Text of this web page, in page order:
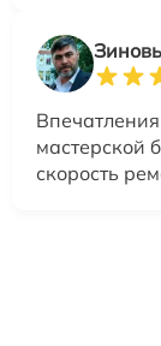
мастерской
скорость